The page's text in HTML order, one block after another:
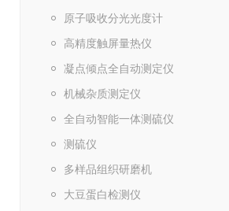
原子吸收分光光度计
高精度触屏量热仪
凝点倾点全自动测定仪
机械杂质测定仪
全自动智能一体测硫仪
测硫仪
多样品组织研磨机
大豆蛋白检测仪